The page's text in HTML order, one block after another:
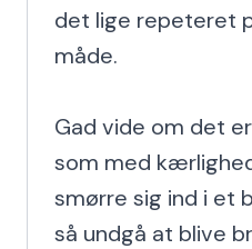
det lige repeteret
måde.
Gad vide om det
som med
smørre sig ind i et
så undgå at blive